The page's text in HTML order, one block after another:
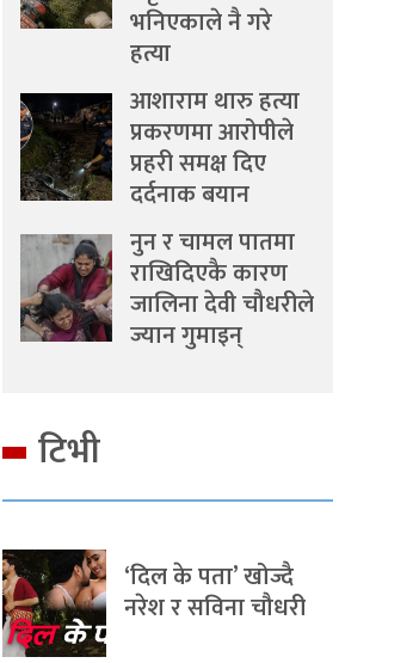
भनिएकाले नै गरे
हत्या
आशाराम थारु हत्या
प्रकरणमा आरोपीले
प्रहरी समक्ष दिए
दर्दनाक बयान
नुन र चामल पातमा
राखिदिएकै कारण
जालिना देवी चौधरीले
ज्यान गुमाइन्
टिभी
‘दिल के पता’ खोज्दै
नरेश र सविना चौधरी